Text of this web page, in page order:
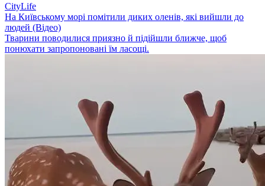
CityLife
На Київському морі помітили диких оленів, які вийшли до
людей (Відео)
Тварини поводилися приязно й підійшли ближче, щоб
понюхати запропоновані їм ласощі.